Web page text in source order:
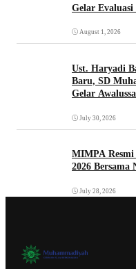
Gelar
August 1, 2026
Ust. Haryadi
Baru, SD
Gelar
July 30, 2026
MIMPA
2026 Bersama
July 28, 2026